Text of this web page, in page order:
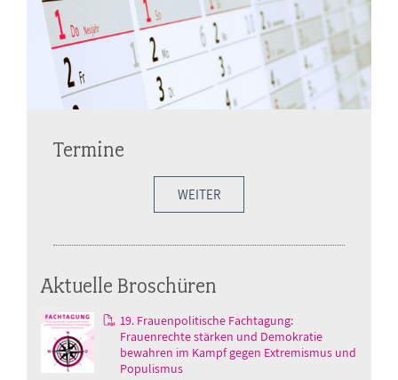
Termine
WEITER
Aktuelle Broschüren
19. Frauenpolitische Fachtagung:
Frauenrechte stärken und Demokratie
bewahren im Kampf gegen Extremismus und
Populismus